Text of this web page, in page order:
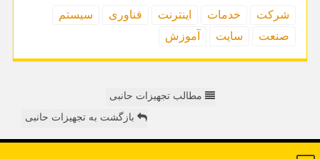
شركت خدمات اینترنت فناوری
سیستم
صنعت
سایت آموزش
مطالب تجهیزات حانبی
بازگشت به تجهیزات حانبی